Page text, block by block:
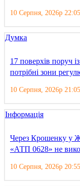
10 Серпня, 2026р 22:05
Думка
17 поверхів поруч
потрібні зони
10 Серпня, 2026р 21:05
Інформація
Через Крошенку у
«АТП 0628» не
10 Серпня, 2026р 20:55